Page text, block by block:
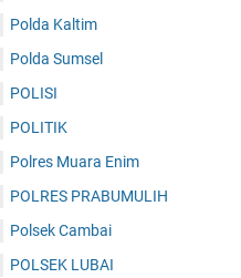
Polda Kaltim
Polda Sumsel
POLISI
POLITIK
Polres Muara Enim
POLRES PRABUMULIH
Polsek Cambai
POLSEK LUBAI